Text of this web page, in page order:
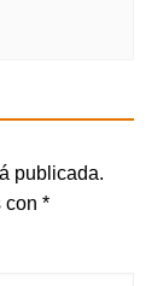
publicada.
con *